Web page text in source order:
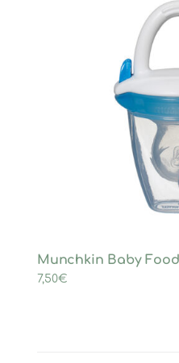
Munchkin Baby
7,50€